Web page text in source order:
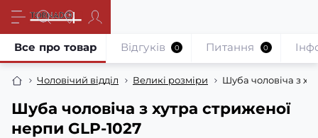
Чоловічий відділ Великі розміри Шуба чоловіча з
Шуба чоловіча з хутра стриженої
нерпи GLP-1027
Все про товар Відгуків 0 Питання 0